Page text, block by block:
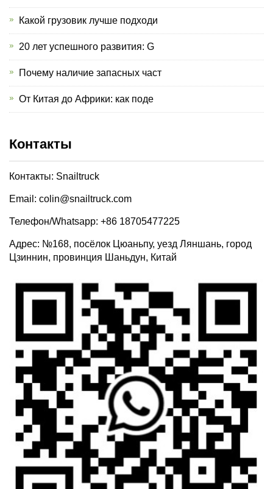
Какой грузовик лучше подходи
20 лет успешного развития: G
Почему наличие запасных част
От Китая до Африки: как поде
Контакты
Контакты: Snailtruck
Email: colin@snailtruck.com
Телефон/Whatsapp: +86 18705477225
Адрес: №168, посёлок Цюаньпу, уезд Ляншань, город
Цзиннин, провинция Шаньдун, Китай